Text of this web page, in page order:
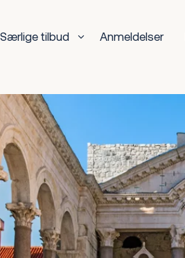
Særlige tilbud Anmeldelser